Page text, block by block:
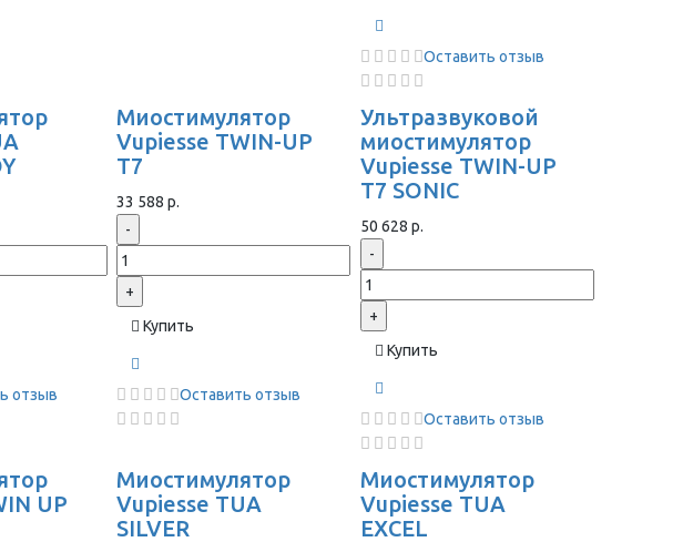
Оставить отзыв
отзыв
Миостимулятор
Vupiesse TWIN-UP
T7
33 588 р.
-
+
Купить
Оставить отзыв
Ультразвуковой
миостимулятор
Vupiesse TWIN-UP
T7 SONIC
50 628 р.
-
+
Купить
Оставить отзыв
UP
Миостимулятор
Vupiesse TUA
SILVER
Миостимулятор
Vupiesse TUA
EXCEL